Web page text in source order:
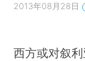
2013年08月28日
西方或对叙